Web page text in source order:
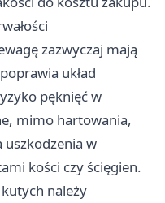
zazwyczaj mają
układ
pęknięć w
mimo hartowania,
uszkodzenia w
kości czy ścięgien.
należy